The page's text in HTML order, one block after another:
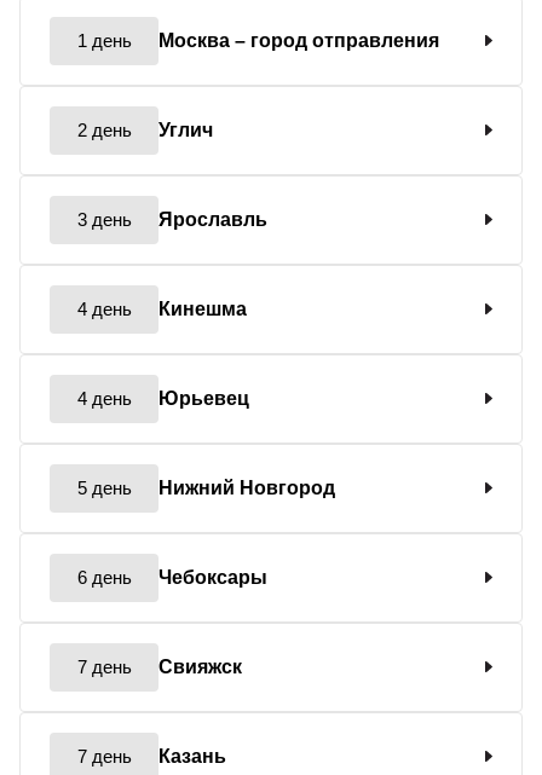
1 день Москва – город отправления
2 день Углич
3 день Ярославль
4 день Кинешма
4 день Юрьевец
5 день Нижний Новгород
6 день Чебоксары
7 день Свияжск
7 день Казань